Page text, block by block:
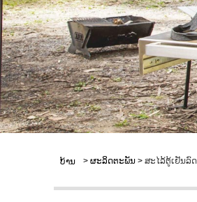
ບ້ານ > ຜະລິດຕະພັນ > ສະໄລ້ຕູ້ເຢັນລົດ